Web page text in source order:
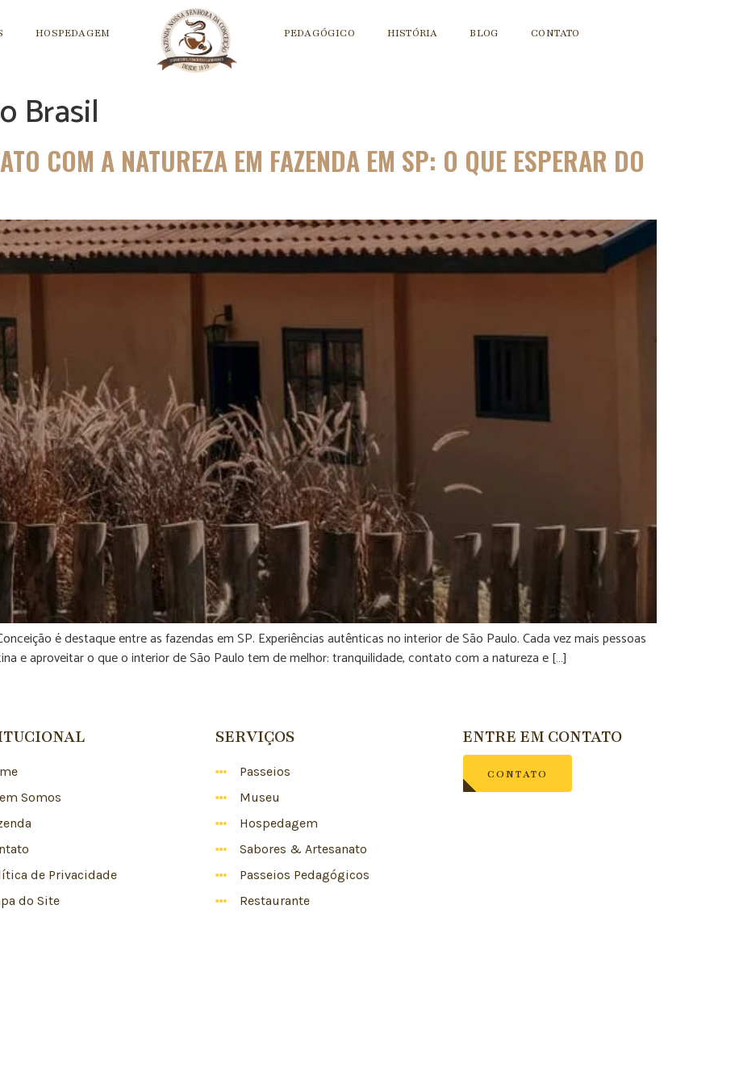
HOSPEDAGEM PEDAGÓGICO HISTÓRIA BLOG CONTATO
Brasil
COM A NATUREZA EM FAZENDA EM SP: O QUE ESPERAR DO
é destaque entre as fazendas em SP. Experiências autênticas no interior de São Paulo. Cada vez mais pessoas
e aproveitar o que o interior de São Paulo tem de melhor: tranquilidade, contato com a natureza e […]
Somos
de Privacidade
do Site
SERVIÇOS
Passeios
Museu
Hospedagem
Sabores & Artesanato
Passeios Pedagógicos
Restaurante
ENTRE EM CONTATO
CONTATO